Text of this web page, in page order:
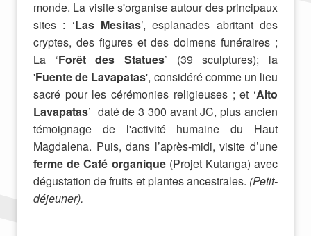
monde. La visite s'organise autour des principaux
sites : ‘Las Mesitas’, esplanades abritant des
cryptes, des figures et des dolmens funéraires ;
La ‘Forêt des Statues’ (39 sculptures); la
'Fuente de Lavapatas', considéré comme un lieu
sacré pour les cérémonies religieuses ; et ‘Alto
Lavapatas’ daté de 3 300 avant JC, plus ancien
témoignage de l'activité humaine du Haut
Magdalena. Puis, dans l’après-midi, visite d’une
ferme de Café organique (Projet Kutanga) avec
dégustation de fruits et plantes ancestrales. (Petit-
déjeuner).